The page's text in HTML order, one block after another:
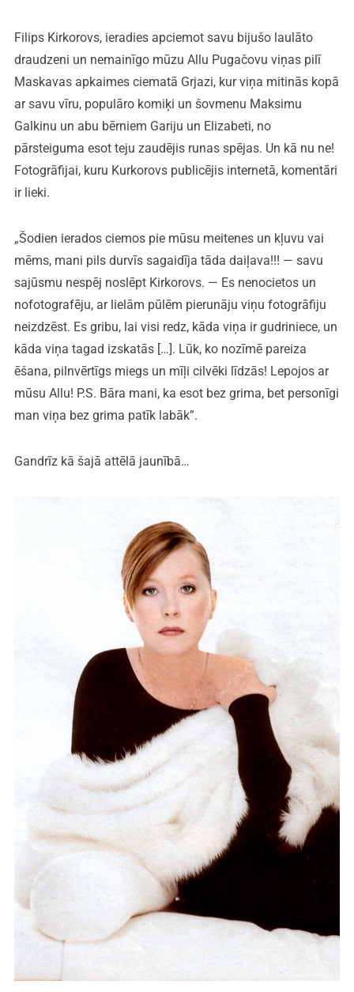
Filips Kirkorovs, ieradies apciemot savu bijušo laulāto
draudzeni un nemainīgo mūzu Allu Pugačovu viņas pilī
Maskavas apkaimes ciematā Grjazi, kur viņa mitinās kopā
ar savu vīru, populāro komiķi un šovmenu Maksimu
Galkinu un abu bērniem Gariju un Elizabeti, no
pārsteiguma esot teju zaudējis runas spējas. Un kā nu ne!
Fotogrāfijai, kuru Kurkorovs publicējis internetā, komentāri
ir lieki.
„Šodien ierados ciemos pie mūsu meitenes un kļuvu vai
mēms, mani pils durvīs sagaidīja tāda daiļava!!! — savu
sajūsmu nespēj noslēpt Kirkorovs. — Es nenocietos un
nofotografēju, ar lielām pūlēm pierunāju viņu fotogrāfiju
neizdzēst. Es gribu, lai visi redz, kāda viņa ir gudriniece, un
kāda viņa tagad izskatās […]. Lūk, ko nozīmē pareiza
ēšana, pilnvērtīgs miegs un mīļi cilvēki līdzās! Lepojos ar
mūsu Allu! P.S. Bāra mani, ka esot bez grima, bet personīgi
man viņa bez grima patīk labāk”.
Gandrīz kā šajā attēlā jaunībā…